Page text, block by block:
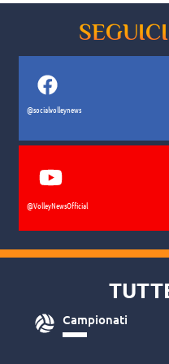
SEGUICI
@socialvolleynews
@VolleyNewsOfficial
Campionati